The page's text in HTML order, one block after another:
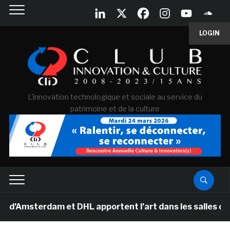
LOGIN
L'innovation technologique et sociale au service du
patrimoine et de la culture
et DHL apportent l’art dans les salles de